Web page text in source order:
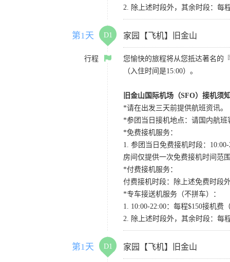
2. 除上述时段外，其余时段：每
第1天 D1 家园【飞机】旧金山
行程
您愉快的旅程将从您抵达著名的
（入住时间是15:00）。
旧金山国际机场（SFO）接机须
*请在出发三天前提供航班资讯。
*参团当日接机地点：请国内航班
*免费接机服务：
1. 参团当日免费接机时段：
房间仅提供一次免费接机时间范
*付费接机服务：
付费接机时段：除上述免费时段
*专车接送机服务（不拼车）：
1. 10:00-22:00：每程$150接机
2. 除上述时段外，其余时段：每
第1天 D1 家园【飞机】旧金山